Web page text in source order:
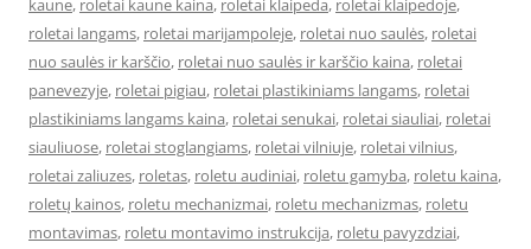
kaune, roletai kaune kaina, roletai klaipeda, roletai klaipedoje,
roletai langams, roletai marijampoleje, roletai nuo saulės, roletai
nuo saulės ir karščio, roletai nuo saulės ir karščio kaina, roletai
panevezyje, roletai pigiau, roletai plastikiniams langams, roletai
plastikiniams langams kaina, roletai senukai, roletai siauliai, roletai
siauliuose, roletai stoglangiams, roletai vilniuje, roletai vilnius,
roletai zaliuzes, roletas, roletu audiniai, roletu gamyba, roletu kaina,
roletų kainos, roletu mechanizmai, roletu mechanizmas, roletu
montavimas, roletu montavimo instrukcija, roletu pavyzdziai,